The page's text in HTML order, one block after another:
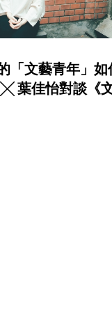
「文藝青年」如
葉佳怡對談《